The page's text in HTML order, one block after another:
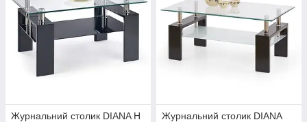
Журнальний столик DIANA H
Журнальний столик DIANA